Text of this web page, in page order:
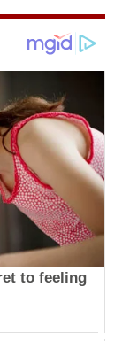
to feeling